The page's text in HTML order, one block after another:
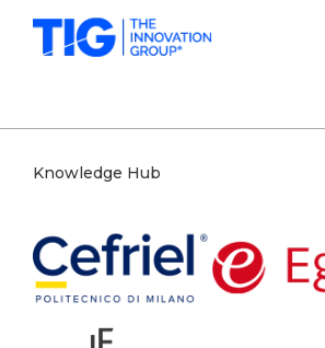
Knowledge Hub